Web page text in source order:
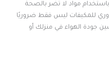
مواد لا تضر بالصحة
للمكيفات ليس فقط ضروريًا
جودة الهواء في منزلك أو